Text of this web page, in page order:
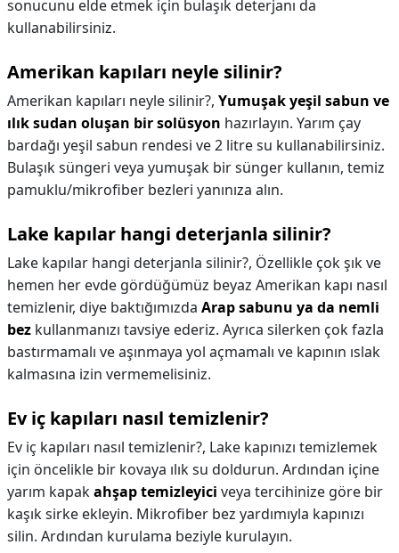
sonucunu elde etmek için bulaşık deterjanı da
kullanabilirsiniz.
Amerikan kapıları neyle silinir?
Amerikan kapıları neyle silinir?, Yumuşak yeşil sabun ve
ılık sudan oluşan bir solüsyon hazırlayın. Yarım çay
bardağı yeşil sabun rendesi ve 2 litre su kullanabilirsiniz.
Bulaşık süngeri veya yumuşak bir sünger kullanın, temiz
pamuklu/mikrofiber bezleri yanınıza alın.
Lake kapılar hangi deterjanla silinir?
Lake kapılar hangi deterjanla silinir?, Özellikle çok şık ve
hemen her evde gördüğümüz beyaz Amerikan kapı nasıl
temizlenir, diye baktığımızda Arap sabunu ya da nemli
bez kullanmanızı tavsiye ederiz. Ayrıca silerken çok fazla
bastırmamalı ve aşınmaya yol açmamalı ve kapının ıslak
kalmasına izin vermemelisiniz.
Ev iç kapıları nasıl temizlenir?
Ev iç kapıları nasıl temizlenir?, Lake kapınızı temizlemek
için öncelikle bir kovaya ılık su doldurun. Ardından içine
yarım kapakahşap temizleyici veya tercihinize göre bir
kaşık sirke ekleyin. Mikrofiber bez yardımıyla kapınızı
silin. Ardından kurulama beziyle kurulayın.